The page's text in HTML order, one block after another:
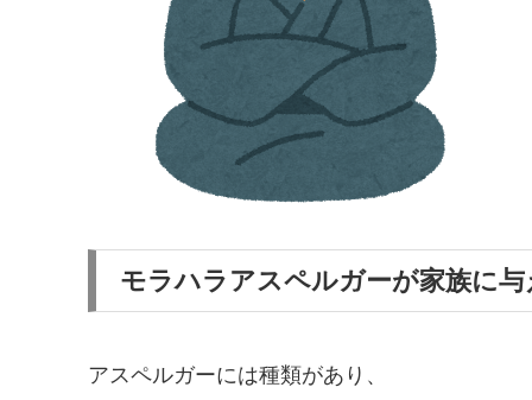
モラハラアスペルガーが家族に与
アスペルガーには種類があり、